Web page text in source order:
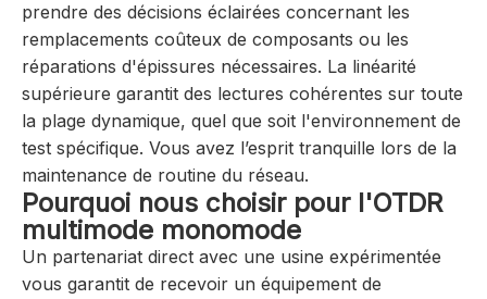
prendre des décisions éclairées concernant les
remplacements coûteux de composants ou les
réparations d'épissures nécessaires. La linéarité
supérieure garantit des lectures cohérentes sur toute
la plage dynamique, quel que soit l'environnement de
test spécifique. Vous avez l’esprit tranquille lors de la
maintenance de routine du réseau.
Pourquoi nous choisir pour l'OTDR
multimode monomode
Un partenariat direct avec une usine expérimentée
vous garantit de recevoir un équipement de